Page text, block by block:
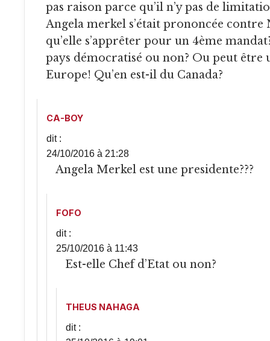
pas raison parce qu’il n’y pas de
Angela merkel s’était prononcée
qu’elle s’apprêter pour un 4ème
pays démocratisé ou non? Ou peut être
Europe! Qu’en est-il du Canada?
CA-BOY
dit :
24/10/2016 à 21:28
Angela Merkel est une presidente???
FOFO
dit :
25/10/2016 à 11:43
Est-elle Chef d’Etat ou non?
THEUS NAHAGA
dit :